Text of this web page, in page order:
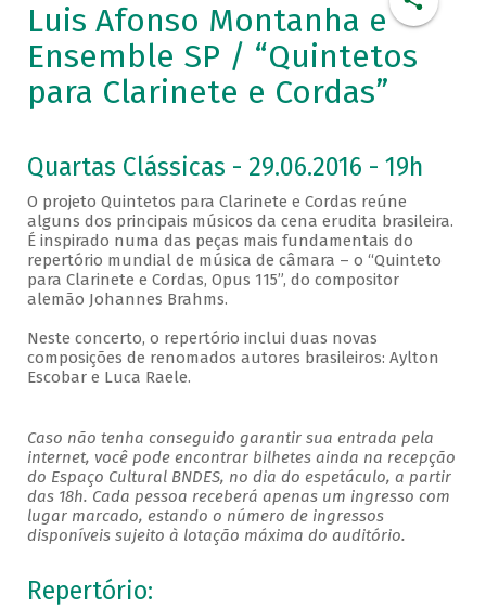
Luis Afonso Montanha e
Ensemble SP / “Quintetos
para Clarinete e Cordas”
Quartas Clássicas - 29.06.2016 - 19h
O projeto Quintetos para Clarinete e Cordas reúne
alguns dos principais músicos da cena erudita brasileira.
É inspirado numa das peças mais fundamentais do
repertório mundial de música de câmara – o “Quinteto
para Clarinete e Cordas, Opus 115”, do compositor
alemão Johannes Brahms.
Neste concerto, o repertório inclui duas novas
composições de renomados autores brasileiros: Aylton
Escobar e Luca Raele.
Caso não tenha conseguido garantir sua entrada pela
internet, você pode encontrar bilhetes ainda na recepção
do Espaço Cultural BNDES, no dia do espetáculo, a partir
das 18h. Cada pessoa receberá apenas um ingresso com
lugar marcado, estando o número de ingressos
disponíveis sujeito à lotação máxima do auditório.
Repertório: